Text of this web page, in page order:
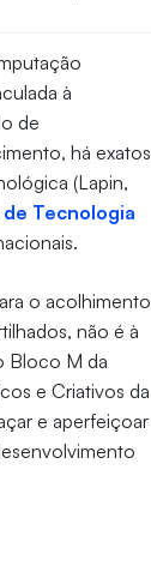
à
de
há exatos
(Lapin,
Tecnologia
o acolhimento
não é à
Bloco M da
e Criativos da
e aperfeiçoar